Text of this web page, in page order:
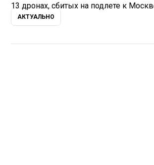
13 дронах, сбитых на подлете к
АКТУАЛЬНО